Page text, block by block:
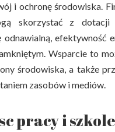
i ochronę środowiska.
skorzystać z dotacji
efektywność
Wsparcie to
środowiska, a także
zasobów i mediów.
pracy i